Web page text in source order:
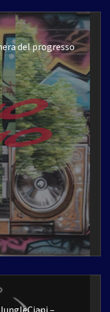
del progresso
–